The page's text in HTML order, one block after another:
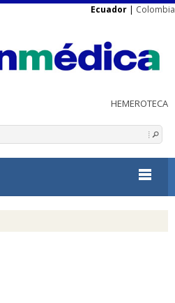
Ecuador | Colombia